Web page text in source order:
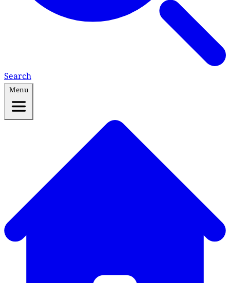
Search
Menu